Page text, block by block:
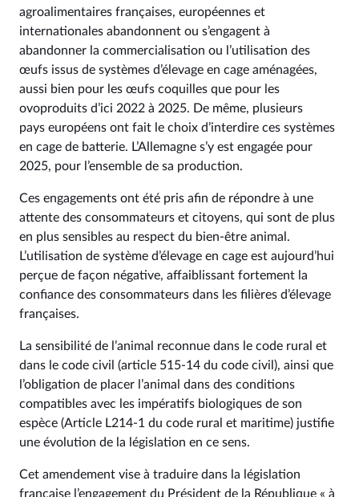
agroalimentaires françaises, européennes et
internationales abandonnent ou s’engagent à
abandonner la commercialisation ou l’utilisation des
œufs issus de systèmes d’élevage en cage aménagées,
aussi bien pour les œufs coquilles que pour les
ovoproduits d’ici 2022 à 2025. De même, plusieurs
pays européens ont fait le choix d’interdire ces systèmes
en cage de batterie. L’Allemagne s’y est engagée pour
2025, pour l’ensemble de sa production.
Ces engagements ont été pris afin de répondre à une
attente des consommateurs et citoyens, qui sont de plus
en plus sensibles au respect du bien-être animal.
L’utilisation de système d’élevage en cage est aujourd’hui
perçue de façon négative, affaiblissant fortement la
confiance des consommateurs dans les filières d’élevage
françaises.
La sensibilité de l’animal reconnue dans le code rural et
dans le code civil (article 515‑14 du code civil), ainsi que
l’obligation de placer l’animal dans des conditions
compatibles avec les impératifs biologiques de son
espèce (Article L214‑1 du code rural et maritime) justifie
une évolution de la législation en ce sens.
Cet amendement vise à traduire dans la législation
française l’engagement du Président de la République « à